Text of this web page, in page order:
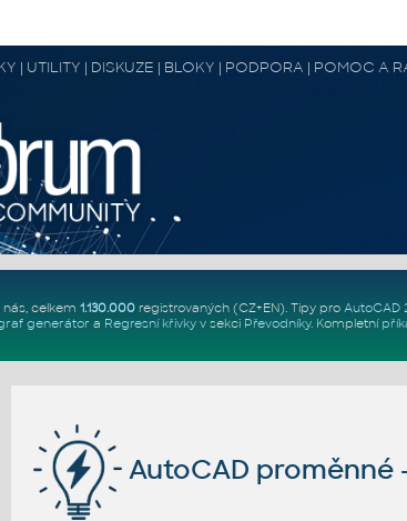
| UTILITY | DISKUZE | BLOKY | PODPORA | POMOC A
celkem 1.130.000registrovaných (CZ+EN). Tipy pro AutoCAD
generátor a Regresní křivkyv sekci Převodníky. Kompletní
AutoCAD proměnné